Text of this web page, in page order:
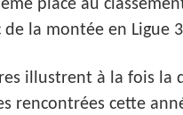
place au
de la montée en Ligue 3
illustrent à la fois
rencontrées cette